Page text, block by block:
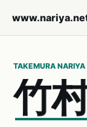
TAKEMURA
竹